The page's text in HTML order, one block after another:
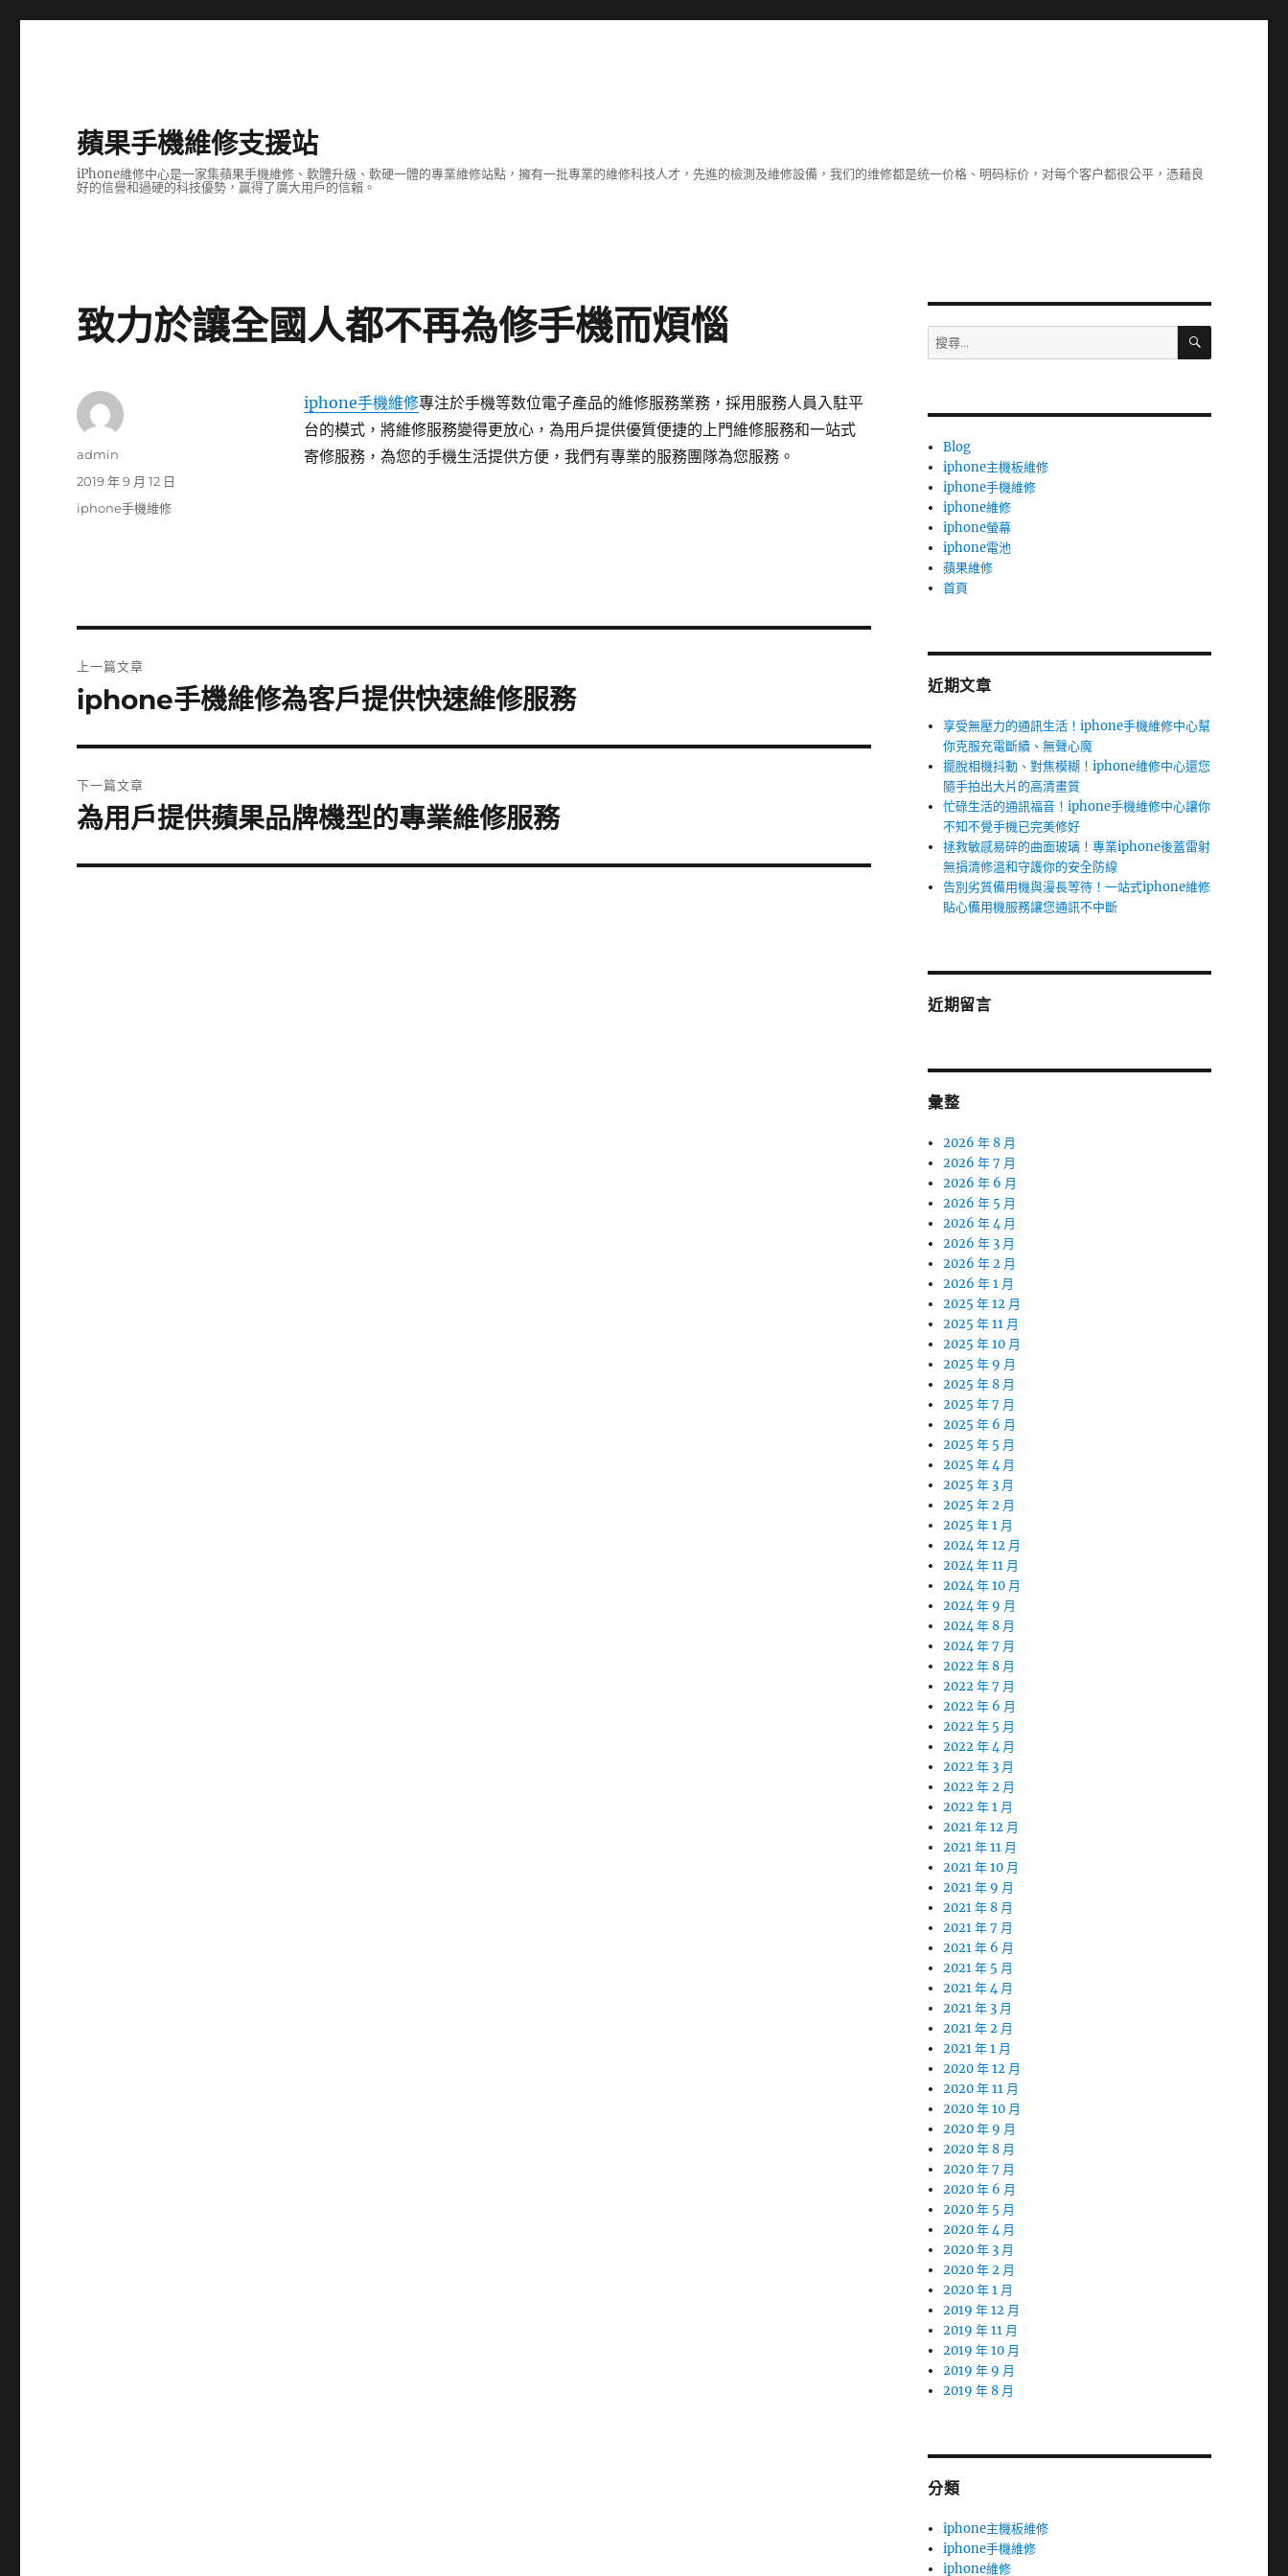
蘋果手機維修支援站
iPhone維修中心是一家集蘋果手機維修、軟體升級、軟硬一體的專業維修站點，擁有一批專業的維修科技人才，先進的檢測及維修設備，我们的维修都是统一价格、明码标价，对每个客户都很公平，憑藉良
好的信譽和過硬的科技優勢，贏得了廣大用戶的信賴。
致力於讓全國人都不再為修手機而煩惱
iphone手機維修專注於手機等数位電子產品的維修服務業務，採用服務人員入駐平
台的模式，將維修服務變得更放心，為用戶提供優質便捷的上門維修服務和一站式
寄修服務，為您的手機生活提供方便，我們有專業的服務團隊為您服務。
作
admin
發
佈
日
2019 年 9 月 12 日
分
iphone手機維修
章
上一篇文章
上
篇
文
章:
iphone手機維修為客戶提供快速維修服務
下一篇文章
下
篇
為用戶提供蘋果品牌機型的專業維修服務
搜
尋
字:
搜
Blog
iphone主機板維修
iphone手機維修
iphone維修
iphone螢幕
iphone電池
蘋果維修
首頁
近期文章
享受無壓力的通訊生活！iphone手機維修中心幫
你克服充電斷續、無聲心魔
擺脫相機抖動、對焦模糊！iphone維修中心還您
隨手拍出大片的高清畫質
忙碌生活的通訊福音！iphone手機維修中心讓你
不知不覺手機已完美修好
拯救敏感易碎的曲面玻璃！專業iphone後蓋雷射
無損清修溫和守護你的安全防線
告別劣質備用機與漫長等待！一站式iphone維修
貼心備用機服務讓您通訊不中斷
近期留言
彙整
2026 年 8 月
2026 年 7 月
2026 年 6 月
2026 年 5 月
2026 年 4 月
2026 年 3 月
2026 年 2 月
2026 年 1 月
2025 年 12 月
2025 年 11 月
2025 年 10 月
2025 年 9 月
2025 年 8 月
2025 年 7 月
2025 年 6 月
2025 年 5 月
2025 年 4 月
2025 年 3 月
2025 年 2 月
2025 年 1 月
2024 年 12 月
2024 年 11 月
2024 年 10 月
2024 年 9 月
2024 年 8 月
2024 年 7 月
2022 年 8 月
2022 年 7 月
2022 年 6 月
2022 年 5 月
2022 年 4 月
2022 年 3 月
2022 年 2 月
2022 年 1 月
2021 年 12 月
2021 年 11 月
2021 年 10 月
2021 年 9 月
2021 年 8 月
2021 年 7 月
2021 年 6 月
2021 年 5 月
2021 年 4 月
2021 年 3 月
2021 年 2 月
2021 年 1 月
2020 年 12 月
2020 年 11 月
2020 年 10 月
2020 年 9 月
2020 年 8 月
2020 年 7 月
2020 年 6 月
2020 年 5 月
2020 年 4 月
2020 年 3 月
2020 年 2 月
2020 年 1 月
2019 年 12 月
2019 年 11 月
2019 年 10 月
2019 年 9 月
2019 年 8 月
分類
iphone主機板維修
iphone手機維修
iphone維修